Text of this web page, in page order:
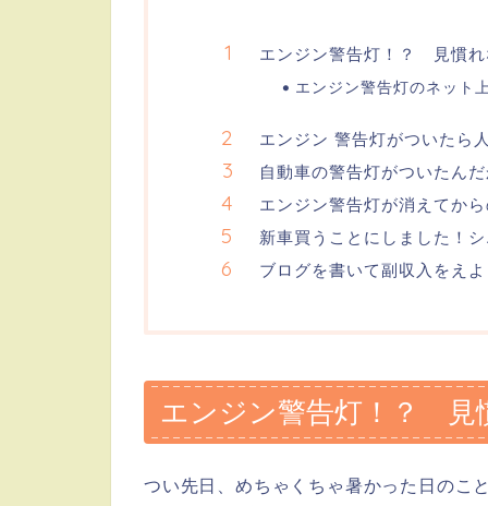
エンジン警告灯！？ 見慣
エンジン警告灯のネット
エンジン 警告灯がついたら
自動車の警告灯がついたん
エンジン警告灯が消えてか
新車買うことにしました！
ブログを書いて副収入をえ
エンジン警告灯！？ 見
つい先日、めちゃくちゃ暑かった日のこ